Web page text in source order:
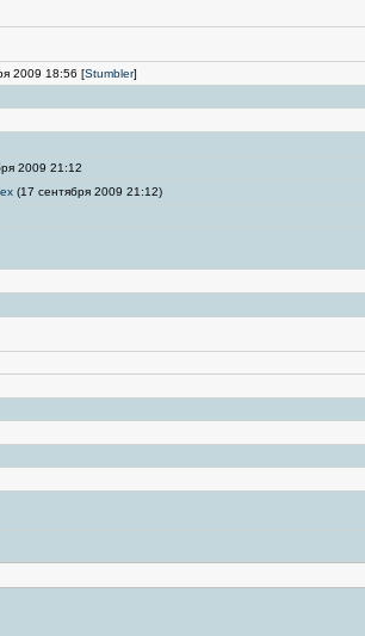
2009 18:56 [Stumbler]
2009 21:12
(17 сентября 2009 21:12)